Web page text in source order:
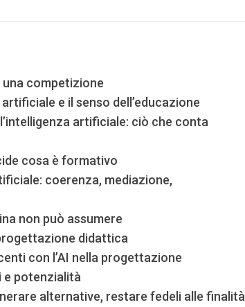
competizione
e il senso dell’educazione
artificiale: ciò che conta
cosa è formativo
coerenza, mediazione,
non può assumere
didattica
con l’AI nella progettazione
e potenzialità
alternative, restare fedeli alle finalità